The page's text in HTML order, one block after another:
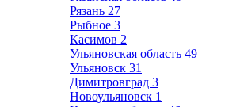
Рязань 27
Рыбное 3
Касимов 2
Ульяновская область 49
Ульяновск 31
Димитровград 3
Новоульяновск 1